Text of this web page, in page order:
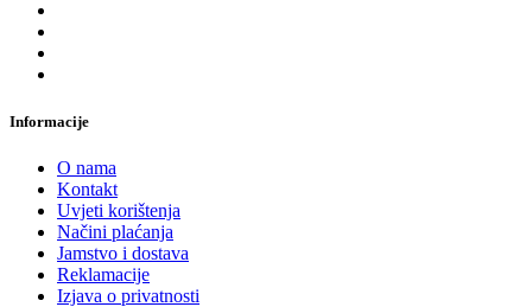
Informacije
O nama
Kontakt
Uvjeti korištenja
Načini plaćanja
Jamstvo i dostava
Reklamacije
Izjava o privatnosti